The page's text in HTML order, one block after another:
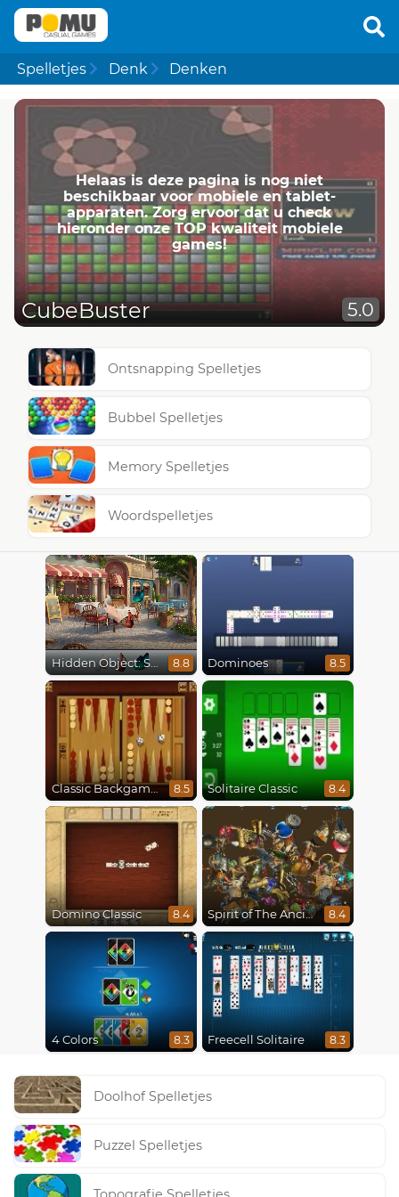
Spelletjes Denk Denken
Helaas is deze pagina is nog niet
beschikbaar voor mobiele en tablet-
apparaten. Zorg ervoor dat u check
hieronder onze TOP kwaliteit mobiele
games!
CubeBuster 5.0
Ontsnapping Spelletjes
Bubbel Spelletjes
Memory Spelletjes
Woordspelletjes
Hidden Object: Street Of Secrets 8.8 Dominoes 8.5
Classic Backgammon 8.5 Solitaire Classic 8.4
Domino Classic 8.4 Spirit of The Ancient Forest 8.4
4 Colors 8.3 Freecell Solitaire 8.3
Doolhof Spelletjes
Puzzel Spelletjes